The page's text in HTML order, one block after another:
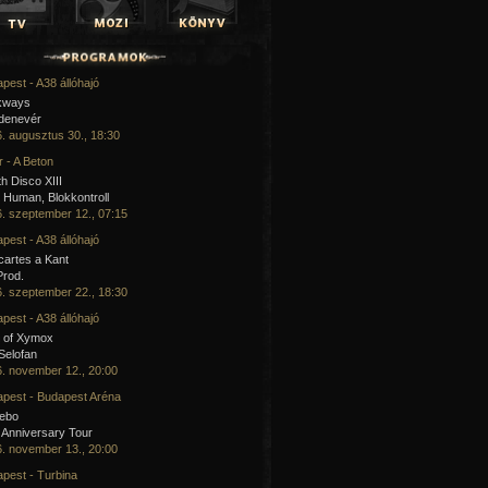
- A38 állóhajó
augusztus 30., 18:30
- A Beton
Disco XIII
Human, Blokkontroll
szeptember 12., 07:15
- A38 állóhajó
a Kant
szeptember 22., 18:30
- A38 állóhajó
of Xymox
november 12., 20:00
- Budapest Aréna
Anniversary Tour
november 13., 20:00
- Turbina